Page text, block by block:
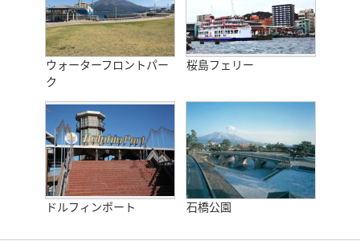
ウォーターフロントパー
ク
桜島フェリー
ドルフィンポート 石橋公園